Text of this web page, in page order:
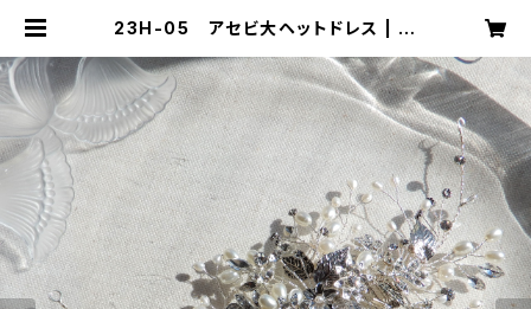
23H-05 アセビ大ヘットドレス | m